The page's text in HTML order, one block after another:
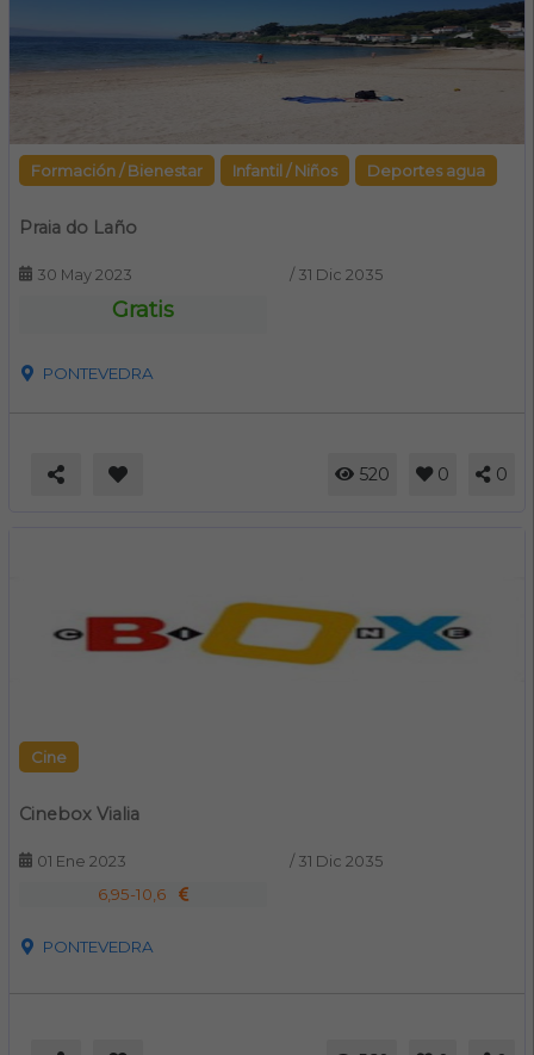
Formación / Bienestar Infantil / Niños Deportes agua
Praia do Laño
30 May 2023 / 31 Dic 2035
Gratis
PONTEVEDRA
520 0 0
Cine
Cinebox Vialia
01 Ene 2023 / 31 Dic 2035
6,95-10,6
PONTEVEDRA